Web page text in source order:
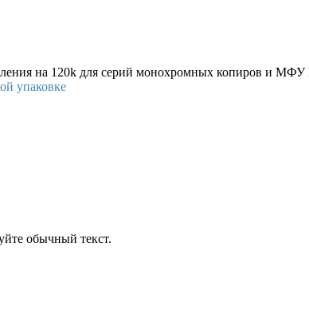
на 120k для серий монохромных копиров и МФУ
упаковке
обычный текст.